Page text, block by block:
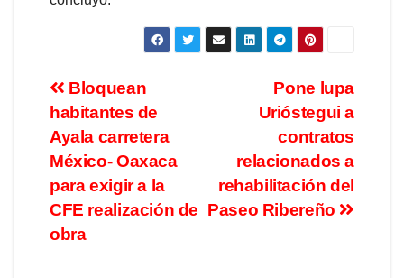
Pone lupa
Urióstegui a
contratos
relacionados a
rehabilitación del
Paseo Ribereño
Bloquean
habitantes de
Ayala carretera
México- Oaxaca
para exigir a la
CFE realización de
obra